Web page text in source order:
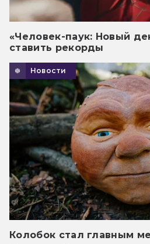
«Человек-паук: Новый
ставить рекорды
Новости
Колобок стал главным